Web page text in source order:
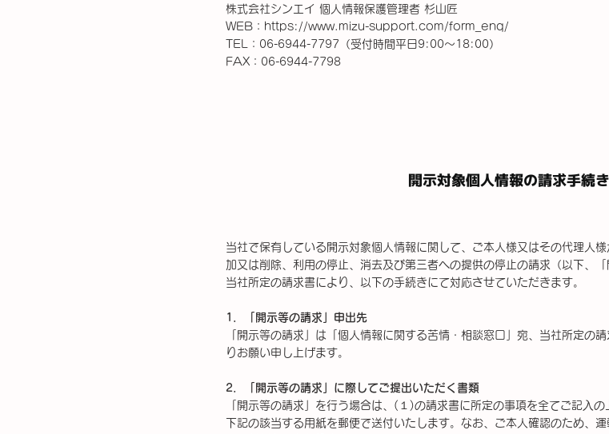
株式会社シンエイ 個人情報保護管理者 杉山匠
WEB：https://www.mizu-support.com/form_enq/
TEL：06-6944-7797（受付時間平日9:00〜18:00）
FAX：06-6944-7798
開示対象個人情報の請求手続
当社で保有している開示対象個人情報に関して、ご本人様又はその代理人
加又は削除、利用の停止、消去及び第三者への提供の停止の請求（以下、
当社所定の請求書により、以下の手続きにて対応させていただきます。
1．「開示等の請求」申出先
「開示等の請求」は「個人情報に関する苦情・相談窓口」宛、当社所定の
りお願い申し上げます。
2．「開示等の請求」に際してご提出いただく書類
「開示等の請求」を行う場合は、(１)の請求書に所定の事項を全てご記⼊
下記の該当する用紙を郵便で送付いたします。なお、ご本人確認のため、